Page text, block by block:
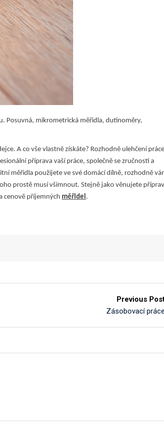
Posuvná, mikrometrická měřidla, dutinoměry,
A co vše vlastně získáte? Rozhodně ulehčení
příprava vaší práce, společně se zručností a
měřidla použijete ve své domácí dílně, rozhodně
prostě musí všimnout. Stejně jako věnujete
cenově příjemných měřidel.
Previous
Zásobovací